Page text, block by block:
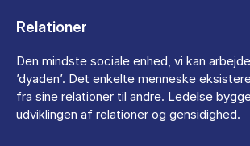
Relationer
Den mindste sociale enhed, vi kan
’dyaden’. Det enkelte menneske
fra sine relationer til andre. Ledelse
udviklingen af relationer og gensidighed.